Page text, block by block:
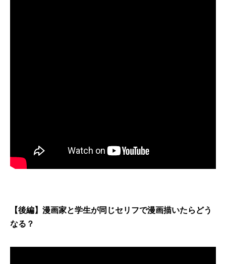
【後編】漫画家と学生が同じセリフで漫画描いたらどう
なる？